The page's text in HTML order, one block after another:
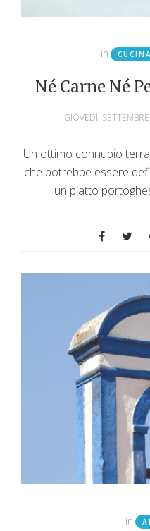
in
Né Carne Né
GIOVEDÌ,
Un ottimo connubio
che potrebbe essere
un piatto
in